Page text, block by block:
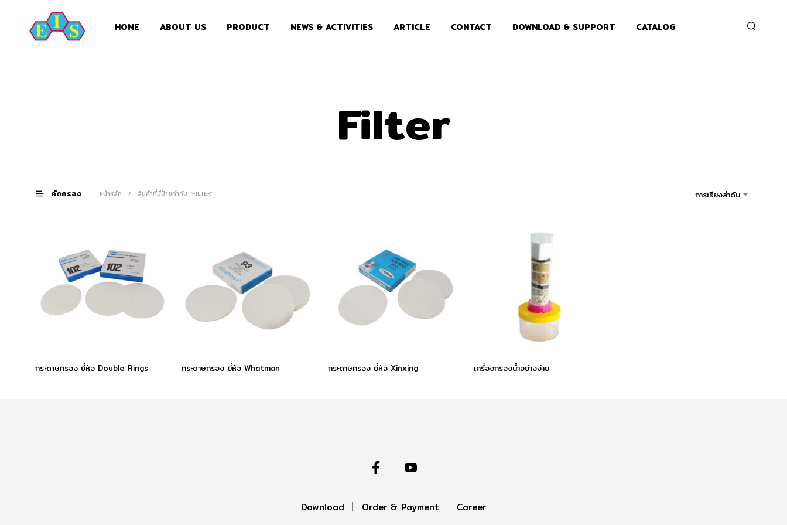
HOME ABOUT US PRODUCT NEWS & ACTIVITIES ARTICLE CONTACT DOWNLOAD & SUPPORT CATALOG
Filter
คัดกรอง หน้าหลัก / สินค้าที่มีป้ายกำกับ “FILTER” การเรียงลำดับ
กระดาษกรอง ยี่ห้อ Double Rings กระดาษกรอง ยี่ห้อ Whatman กระดาษกรอง ยี่ห้อ Xinxing เครื่องกรองนํ้าอย่างง่าย
Download Order & Payment Career